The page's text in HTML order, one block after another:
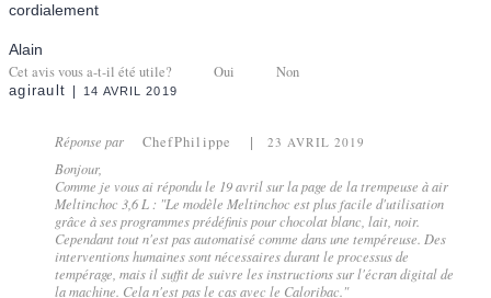
cordialement
Alain
Cet avis vous a-t-il été utile? Oui Non
agirault 14 AVRIL 2019
Réponse par ChefPhilippe 23 AVRIL 2019
Bonjour,
Comme je vous ai répondu le 19 avril sur la page de la trempeuse à air
Meltinchoc 3,6 L : "Le modèle Meltinchoc est plus facile d'utilisation
grâce à ses programmes prédéfinis pour chocolat blanc, lait, noir.
Cependant tout n'est pas automatisé comme dans une tempéreuse. Des
interventions humaines sont nécessaires durant le processus de
tempérage, mais il suffit de suivre les instructions sur l'écran digital de
la machine. Cela n'est pas le cas avec le Caloribac."